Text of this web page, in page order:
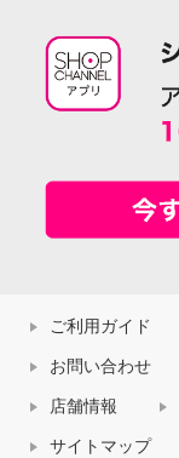
ご利用ガイド
お問い合わせ
店舗情報
サイトマップ